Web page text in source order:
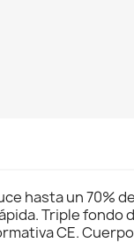
hasta un 70%
Triple fondo
CE.